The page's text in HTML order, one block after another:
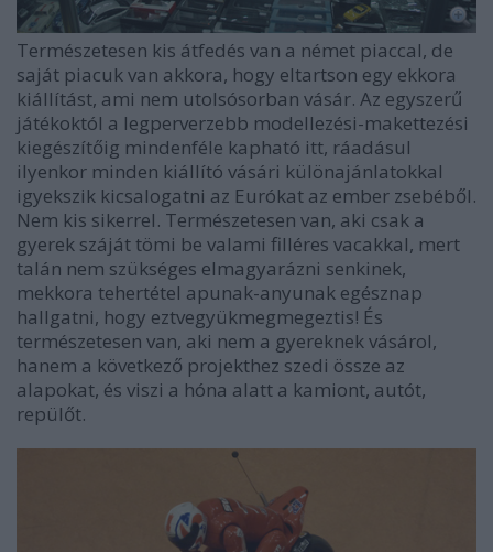
Természetesen kis átfedés van a német piaccal, de
saját piacuk van akkora, hogy eltartson egy ekkora
kiállítást, ami nem utolsósorban vásár. Az egyszerű
játékoktól a legperverzebb modellezési-makettezési
kiegészítőig mindenféle kapható itt, ráadásul
ilyenkor minden kiállító vásári különajánlatokkal
igyekszik kicsalogatni az Eurókat az ember zsebéből.
Nem kis sikerrel. Természetesen van, aki csak a
gyerek száját tömi be valami filléres vacakkal, mert
talán nem szükséges elmagyarázni senkinek,
mekkora tehertétel apunak-anyunak egésznap
hallgatni, hogy eztvegyükmegmegeztis! És
természetesen van, aki nem a gyereknek vásárol,
hanem a következő projekthez szedi össze az
alapokat, és viszi a hóna alatt a kamiont, autót,
repülőt.